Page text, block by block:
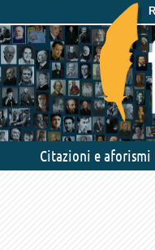
Citazioni e aforismi